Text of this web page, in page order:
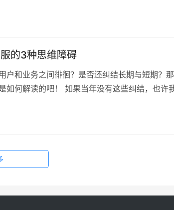
拆解的底层逻辑也是差不多，去分析别人视频的
的3种思维障碍
户和业务之间徘徊？是否还纠结长期与短期？
如何解读的吧！ 如果当年没有这些纠结，也许
们的存在，导致我在做运营时不断纠结与内耗，